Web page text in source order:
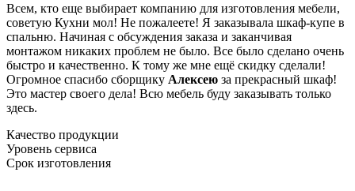
Всем, кто еще выбирает компанию для изготовления мебели,
советую Кухни мол! Не пожалеете! Я заказывала шкаф-купе в
спальню. Начиная с обсуждения заказа и заканчивая
монтажом никаких проблем не было. Все было сделано очень
быстро и качественно. К тому же мне ещё скидку сделали!
Огромное спасибо сборщику Алексею за прекрасный шкаф!
Это мастер своего дела! Всю мебель буду заказывать только
здесь.
Качество продукции
Уровень сервиса
Срок изготовления